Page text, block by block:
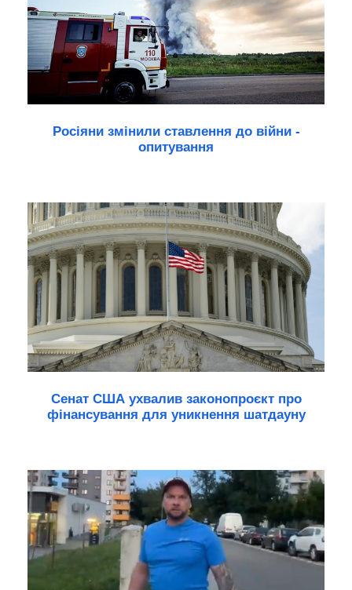
Росіяни змінили ставлення до війни -
опитування
Сенат США ухвалив законопроєкт про
фінансування для уникнення шатдауну